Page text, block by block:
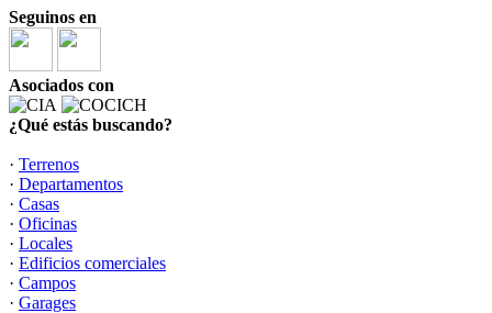
Seguinos en
Asociados con
¿Qué estás buscando?
· Terrenos
· Departamentos
· Casas
· Oficinas
· Locales
· Edificios comerciales
· Campos
· Garages